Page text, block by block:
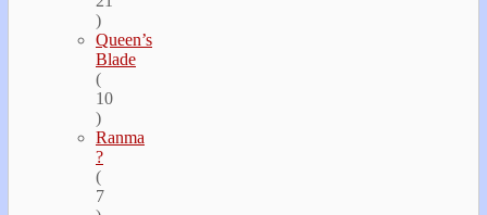
)
Queen’s
Blade
(
10
)
Ranma
?
(
7